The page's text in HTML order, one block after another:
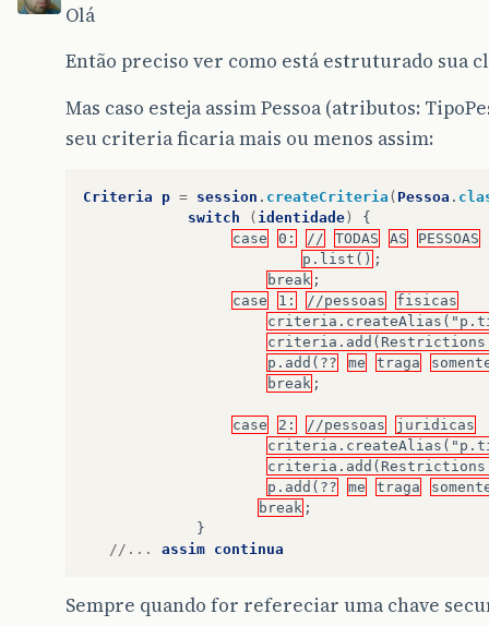
Olá
Então preciso ver como está estruturado sua
Mas caso esteja assim Pessoa (atributos:
seu criteria ficaria mais ou menos assim:
Criteria p = session . createCriteria ( Pessoa .
switch
( identidade )
{
case
0: // TODAS AS
PESSOAS
p.list() ;
break ;
case
1: //pessoas
fisicas
p.add(??
me traga
break ;
case 2: //pessoas
juridicas
p.add(??
me traga
break ;
}
//...
assim continua
Sempre quando for refereciar uma chave